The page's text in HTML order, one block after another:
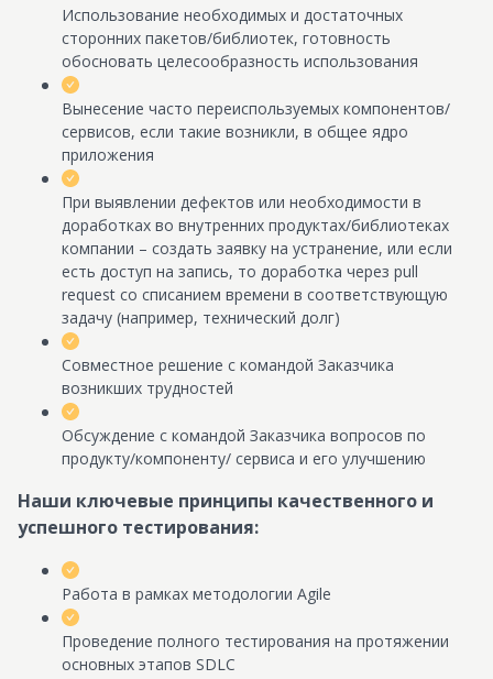
Использование необходимых и достаточных
сторонних пакетов/библиотек, готовность
обосновать целесообразность использования
Вынесение часто переиспользуемых компонентов/
сервисов, если такие возникли, в общее ядро
приложения
При выявлении дефектов или необходимости в
доработках во внутренних продуктах/библиотеках
компании – создать заявку на устранение, или если
есть доступ на запись, то доработка через pull
request со списанием времени в соответствующую
задачу (например, технический долг)
Совместное решение с командой Заказчика
возникших трудностей
Обсуждение с командой Заказчика вопросов по
продукту/компоненту/ сервиса и его улучшению
Наши ключевые принципы качественного и
успешного тестирования:
Работа в рамках методологии Agile
Проведение полного тестирования на протяжении
основных этапов SDLC